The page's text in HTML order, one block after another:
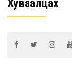
Хуваалцах